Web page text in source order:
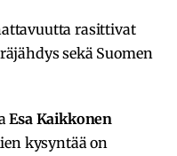
rasittivat
sekä Suomen
Esa Kaikkonen
kysyntää on